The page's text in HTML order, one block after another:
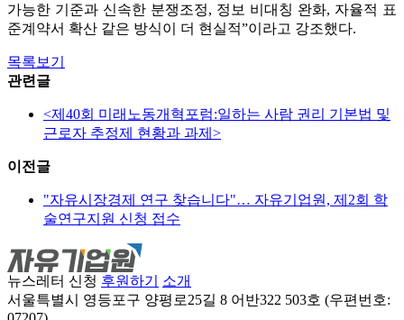
가능한 기준과 신속한 분쟁조정, 정보 비대칭 완화, 자율적 표
준계약서 확산 같은 방식이 더 현실적”이라고 강조했다.
목록보기
관련글
<제40회 미래노동개혁포럼:일하는 사람 권리 기본법 및
근로자 추정제 현황과 과제>
이전글
"자유시장경제 연구 찾습니다"… 자유기업원, 제2회 학
술연구지원 신청 접수
뉴스레터 신청 후원하기
소개
서울특별시 영등포구 양평로25길 8 어반322 503호 (우편번호: